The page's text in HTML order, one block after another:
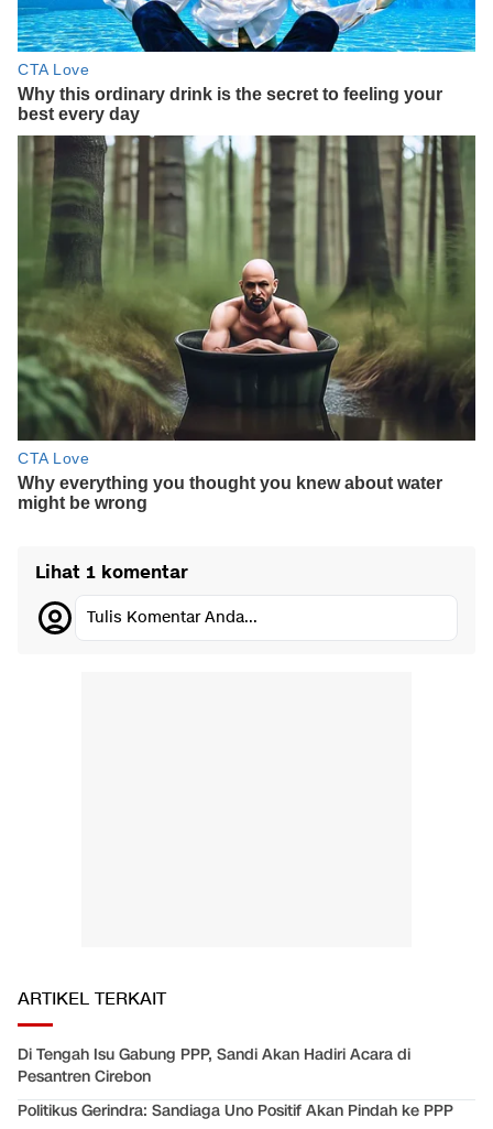
Lihat 1 komentar
Tulis Komentar Anda...
ARTIKEL TERKAIT
Di Tengah Isu Gabung PPP, Sandi Akan Hadiri Acara di
Pesantren Cirebon
Politikus Gerindra: Sandiaga Uno Positif Akan Pindah ke PPP